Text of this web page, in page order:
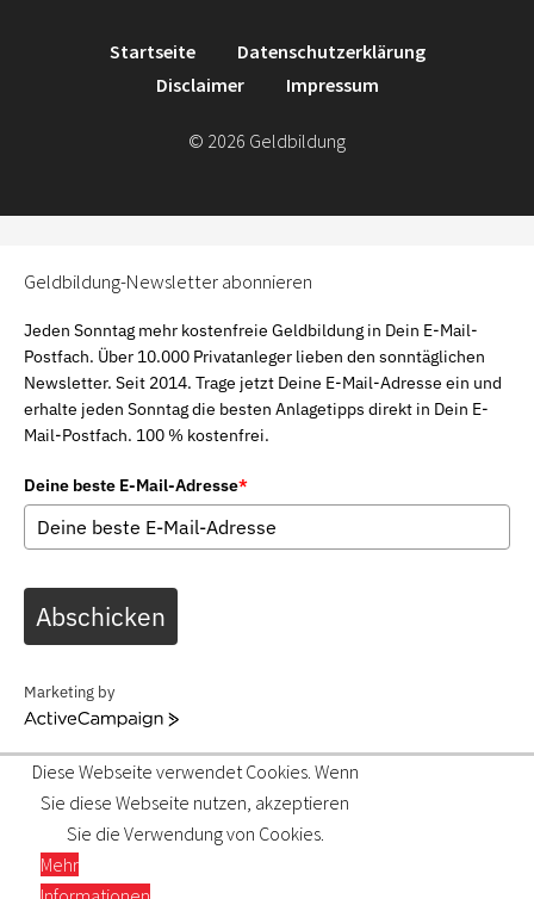
Startseite
Datenschutzerklärung
Disclaimer
Impressum
© 2026 Geldbildung
Geldbildung-Newsletter abonnieren
Jeden Sonntag mehr kostenfreie Geldbildung in Dein E-Mail-
Postfach. Über 10.000 Privatanleger lieben den sonntäglichen
Newsletter. Seit 2014. Trage jetzt Deine E-Mail-Adresse ein und
erhalte jeden Sonntag die besten Anlagetipps direkt in Dein E-
Mail-Postfach. 100 % kostenfrei.
Deine beste E-Mail-Adresse*
Abschicken
Marketing by
ActiveCampaign
Diese Webseite verwendet Cookies. Wenn
Sie diese Webseite nutzen, akzeptieren
Sie die Verwendung von Cookies.
Mehr